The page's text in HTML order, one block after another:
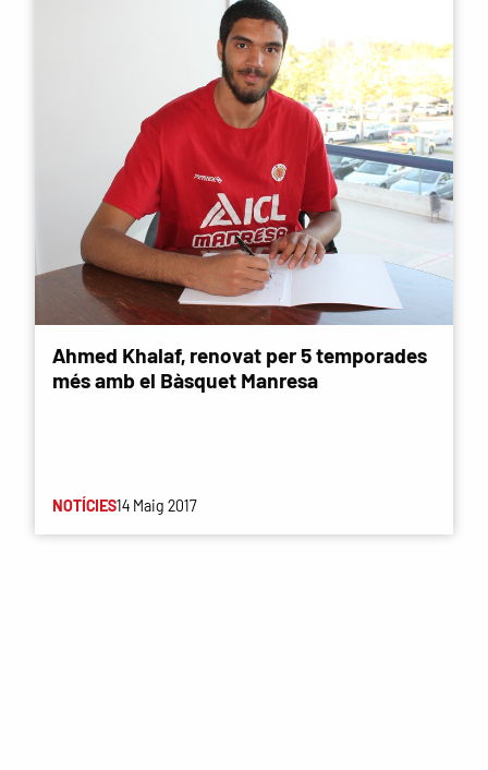
Ahmed Khalaf, renovat per 5 temporades
més amb el Bàsquet Manresa
NOTÍCIES14 Maig 2017